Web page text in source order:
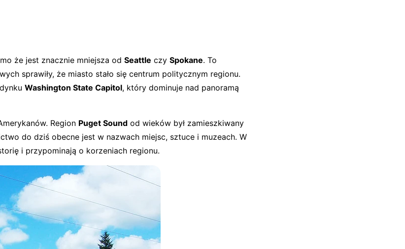
że jest znacznie mniejsza od Seattle czy Spokane. To
sprawiły, że miasto stało się centrum politycznym regionu.
Washington State Capitol, który dominuje nad panoramą
Region Puget Sound od wieków był zamieszkiwany
do dziś obecne jest w nazwach miejsc, sztuce i muzeach. W
i przypominają o korzeniach regionu.